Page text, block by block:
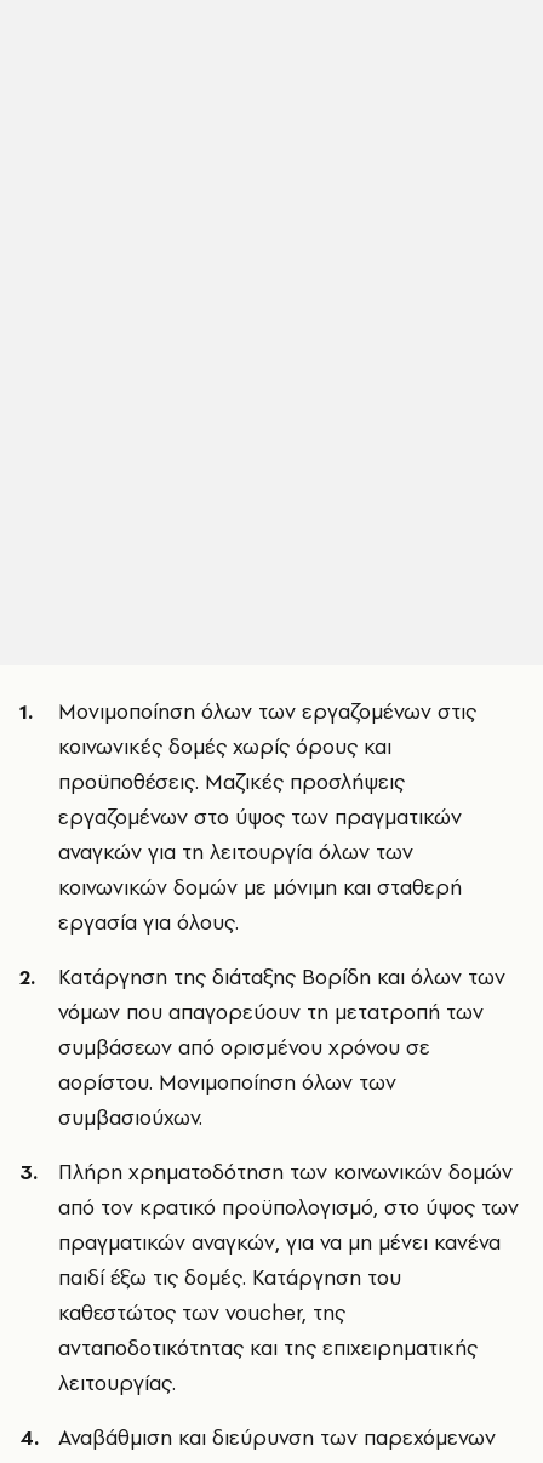
Μονιμοποίηση όλων των εργαζομένων στις
κοινωνικές δομές χωρίς όρους και
προϋποθέσεις. Μαζικές προσλήψεις
εργαζομένων στο ύψος των πραγματικών
αναγκών για τη λειτουργία όλων των
κοινωνικών δομών με μόνιμη και σταθερή
εργασία για όλους.
Κατάργηση της διάταξης Βορίδη και όλων των
νόμων που απαγορεύουν τη μετατροπή των
συμβάσεων από ορισμένου χρόνου σε
αορίστου. Μονιμοποίηση όλων των
συμβασιούχων.
Πλήρη χρηματοδότηση των κοινωνικών δομών
από τον κρατικό προϋπολογισμό, στο ύψος των
πραγματικών αναγκών, για να μη μένει κανένα
παιδί έξω τις δομές. Κατάργηση του
καθεστώτος των voucher, της
ανταποδοτικότητας και της επιχειρηματικής
λειτουργίας.
Αναβάθμιση και διεύρυνση των παρεχόμενων